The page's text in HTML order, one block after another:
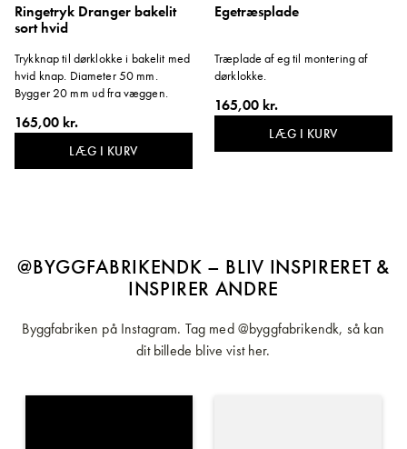
Ringetryk Dranger bakelit
sort hvid
Trykknap til dørklokke i bakelit med
hvid knap. Diameter 50 mm.
Bygger 20 mm ud fra væggen.
165,00 kr.
LÆG I KURV
Egetræsplade
Træplade af eg til montering af
dørklokke.
165,00 kr.
LÆG I KURV
@BYGGFABRIKENDK – BLIV INSPIRERET &
INSPIRER ANDRE
Byggfabriken på Instagram. Tag med @byggfabrikendk, så kan
dit billede blive vist her.